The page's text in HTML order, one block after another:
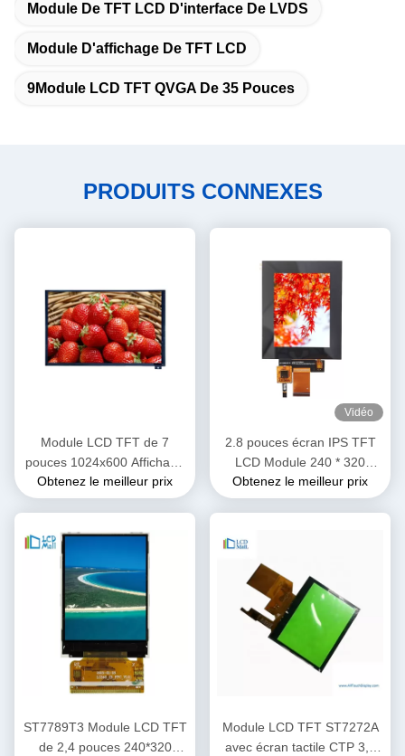
Module De TFT LCD D'interface De LVDS
Module D'affichage De TFT LCD
9Module LCD TFT QVGA De 35 Pouces
PRODUITS CONNEXES
Module LCD TFT de 7
pouces 1024x600 Affichage
pour automobile avec CPT
Touch IPS Grand angle de
Obtenez le meilleur prix
Vidéo
2.8 pouces écran IPS TFT
LCD Module 240 * 320
Transmissif OEM ODM
Obtenez le meilleur prix
ST7789T3 Module LCD TFT
de 2,4 pouces 240*320
Module LCD TFT ST7272A
avec écran tactile CTP 3,5